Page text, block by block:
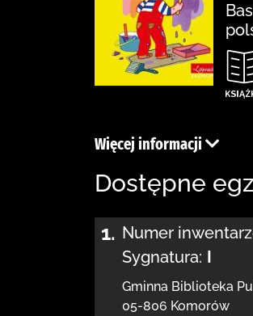
Więcej informacji
Dostępne
1. Numer
Sygnatura: I
Gminna Biblioteka
05-806 Komorów